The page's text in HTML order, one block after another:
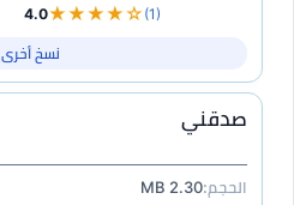
4.0★★★★☆ (1)
نسخ أخرى 1
صدقني
الحجم:2.30 MB